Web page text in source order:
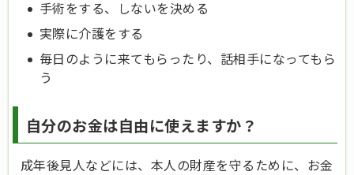
手術をする、しないを決める
実際に介護をする
毎日のように来てもらったり、話相手になってもら
う
自分のお金は自由に使えますか？
成年後見人などには、本人の財産を守るために、お金